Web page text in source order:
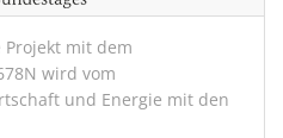
mit dem
wird vom
und Energie mit den